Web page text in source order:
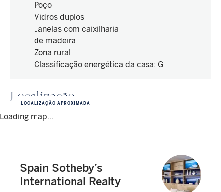
Poço
Vidros duplos
Janelas com caixilharia
de madeira
Zona rural
Classificação energética da casa: G
Localização
Loading map...
LOCALIZAÇÃO APROXIMADA
Spain Sotheby’s
International Realty